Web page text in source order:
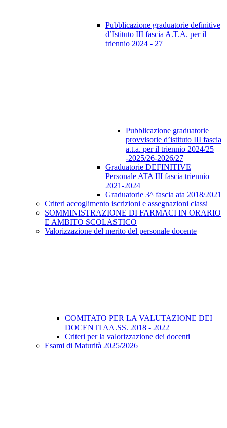
Pubblicazione graduatorie definitive
d’Istituto III fascia A.T.A. per il
triennio 2024 - 27
Pubblicazione graduatorie
provvisorie d’istituto III fascia
a.t.a. per il triennio 2024/25
-2025/26-2026/27
Graduatorie DEFINITIVE
Personale ATA III fascia triennio
2021-2024
Graduatorie 3^ fascia ata 2018/2021
Criteri accoglimento iscrizioni e assegnazioni classi
SOMMINISTRAZIONE DI FARMACI IN ORARIO
E AMBITO SCOLASTICO
Valorizzazione del merito del personale docente
COMITATO PER LA VALUTAZIONE DEI
DOCENTI AA.SS. 2018 - 2022
Criteri per la valorizzazione dei docenti
Esami di Maturità 2025/2026